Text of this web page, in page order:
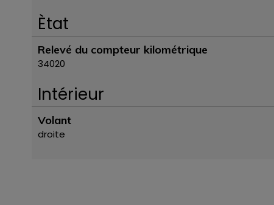
Ètat
Relevé du compteur kilométrique
34020
Intérieur
Volant
droite